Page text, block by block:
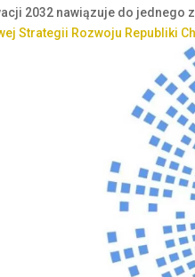
2032 nawiązuje do jednego
Strategii Rozwoju Republiki